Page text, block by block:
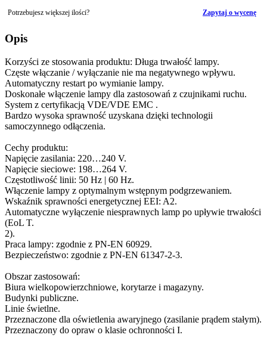
Potrzebujesz większej ilości? Zapytaj o wycenę
Opis
Korzyści ze stosowania produktu: Długa trwałość lampy.
Częste włączanie / wyłączanie nie ma negatywnego wpływu.
Automatyczny restart po wymianie lampy.
Doskonałe włączenie lampy dla zastosowań z czujnikami ruchu.
System z certyfikacją VDE/VDE EMC .
Bardzo wysoka sprawność uzyskana dzięki technologii
samoczynnego odłączenia.
Cechy produktu:
Napięcie zasilania: 220…240 V.
Napięcie sieciowe: 198…264 V.
Częstotliwość linii: 50 Hz | 60 Hz.
Włączenie lampy z optymalnym wstępnym podgrzewaniem.
Wskaźnik sprawności energetycznej EEI: A2.
Automatyczne wyłączenie niesprawnych lamp po upływie trwałości
(EoL T.
2).
Praca lampy: zgodnie z PN-EN 60929.
Bezpieczeństwo: zgodnie z PN-EN 61347-2-3.
Obszar zastosowań:
Biura wielkopowierzchniowe, korytarze i magazyny.
Budynki publiczne.
Linie świetlne.
Przeznaczone dla oświetlenia awaryjnego (zasilanie prądem stałym).
Przeznaczony do opraw o klasie ochronności I.